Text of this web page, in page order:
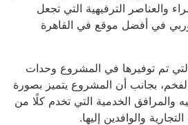
والعناصر الترفيهية التي تجعل
في أفضل موقع في القاهرة
تم توفيرها في المشروع وحدات
بجانب أن المشروع يتميز بصورة
والمرافق الخدمية التي تخدم كلًا من
والوافدين إليها.